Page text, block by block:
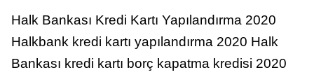
Halk Bankası Kredi Kartı Yapılandırma 2020
Halkbank kredi kartı yapılandırma 2020 Halk
Bankası kredi kartı borç kapatma kredisi 2020